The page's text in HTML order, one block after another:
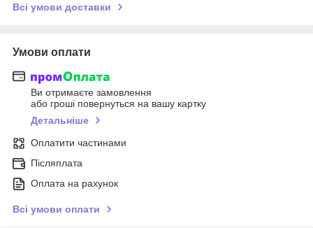
Всі умови доставки
Умови оплати
Ви отримаєте замовлення
або гроші повернуться на вашу картку
Детальніше
Оплатити частинами
Післяплата
Оплата на рахунок
Всі умови оплати